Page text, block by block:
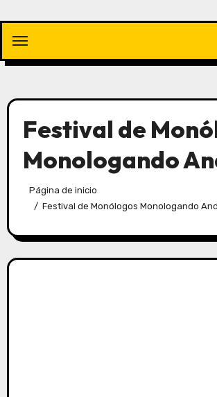
contenido
Festival de
Monologando
Página de inicio
Festival de Monólogos Monologando